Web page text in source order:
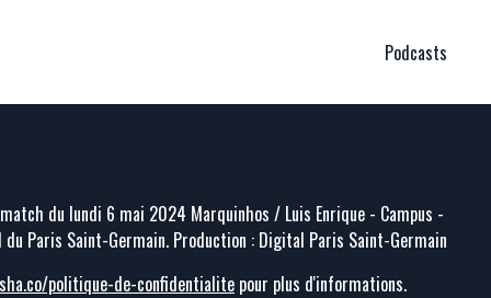
Podcasts
du lundi 6 mai 2024 Marquinhos / Luis Enrique - Campus -
Paris Saint-Germain. Production : Digital Paris Saint-Germain
politique-de-confidentialite pour plus d'informations.